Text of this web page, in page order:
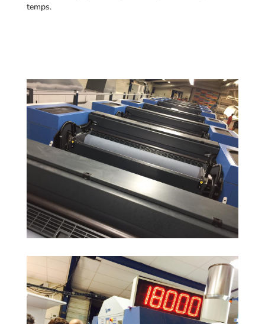
temps.